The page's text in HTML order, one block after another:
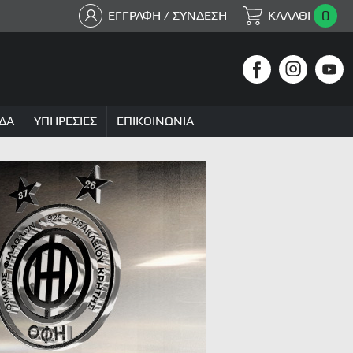
ΕΓΓΡΑΦΗ / ΣΥΝΔΕΣΗ ΚΑΛΑΘΙ 0
ΥΠΗΡΕΣΙΕΣ ΕΠΙΚΟΙΝΩΝΙΑ